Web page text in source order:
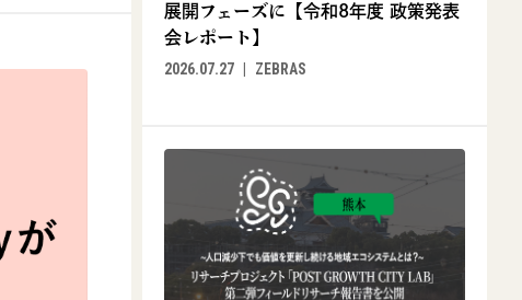
展開フェーズに【令和8年度 政策発表
会レポート】
2026.07.27
ZEBRAS